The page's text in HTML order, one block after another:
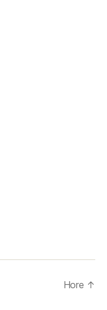
Hore ↑